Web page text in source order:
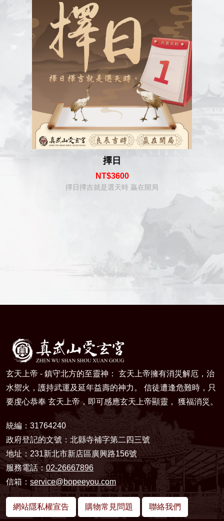
擇日
NT$3600
擇日擇吉就是選天時 贏在開局
玄天上帝 - 鎮守北方的至靈神： 玄天上帝擁有消災解厄，治
水禦火，護持武運及延年益壽的神力。 信徒遭逢危難時，只
要虔心恭奉 玄天上帝，即可感應玄天上帝顯靈， 獲福消災。
統編：31764240
政府登記的文號：北縣寺補字第二四三號
地址：231新北市新店區廣興路156號
服務電話：02-26667896
信箱： service@bopeeyou.com
網站隱私權宣告 購物常見問題 聯絡我們